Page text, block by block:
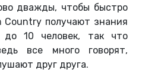
дважды, чтобы быстро
Country получают знания
до 10 человек, так что
все много говорят,
друг друга.